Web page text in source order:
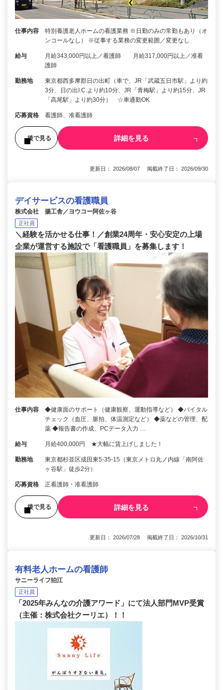
仕事内容
特別養護老人ホームの看護業務 ※日勤のみの常勤もあり（オ
ンコールなし） ※従事する業務の変更範囲／変更なし
給与
月給343,000円以上／看護師 月給317,000円以上／准看
護師
勤務地
東京都西多摩郡日の出町（車で、JR「武蔵五日市駅」より約
3分、日の出I.C.より約10分、JR「青梅駅」より約15分、JR
「高尾駅」より約30分） ☆車通勤OK
応募資格 看護師、准看護師
後で見る 詳細を見る
更新日： 2026/08/07 掲載終了日： 2026/09/30
デイサービスの看護職員
株式会社 揚工舎／ヨウコー阿佐ヶ谷
正社員
＼経験を活かせる仕事！／創業24周年・安心安定の上場
企業が運営する施設で「看護職員」を募集します！
仕事内容
◆健康面のサポート（健康観察、運動指導など） ◆バイタル
チェック（血圧、脈拍、体温測定など） ◆薬などの管理、配
薬 ◆報告書の作成、PCデータ入力 …
給与 月給400,000円 ★大幅に賃上げしました！
勤務地
東京都杉並区成田東5-35-15（東京メトロ丸ノ内線「南阿佐
ヶ谷駅」徒歩2分）
応募資格 正看護師・准看護師
後で見る 詳細を見る
更新日： 2026/07/28 掲載終了日： 2026/10/31
有料老人ホームの看護師
サニーライフ狛江
正社員
「2025年みんなの介護アワード」にて法人部門MVP受賞
（主催：株式会社クーリエ）！！